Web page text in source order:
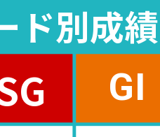
ド別成
GI